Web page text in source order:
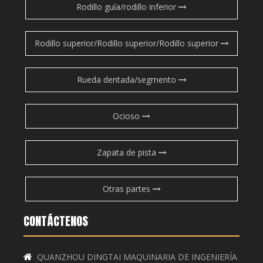
Rodillo guía/rodillo inferior
Rodillo superior/Rodillo superior/Rodillo superior
Rueda dentada/segmento
Ocioso
Zapata de pista
Otras partes
CONTÁCTENOS

QUANZHOU DINGTAI MAQUINARIA DE INGENIERÍA